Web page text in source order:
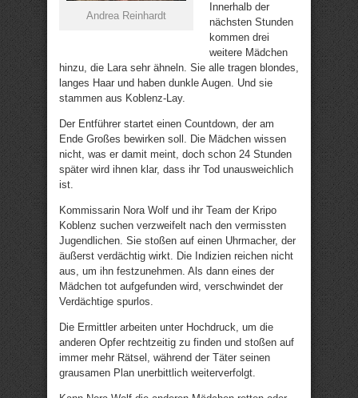
Andrea Reinhardt
Innerhalb der
nächsten Stunden
kommen drei
weitere Mädchen
hinzu, die Lara sehr ähneln. Sie alle tragen blondes,
langes Haar und haben dunkle Augen. Und sie
stammen aus Koblenz-Lay.
Der Entführer startet einen Countdown, der am
Ende Großes bewirken soll. Die Mädchen wissen
nicht, was er damit meint, doch schon 24 Stunden
später wird ihnen klar, dass ihr Tod unausweichlich
ist.
Kommissarin Nora Wolf und ihr Team der Kripo
Koblenz suchen verzweifelt nach den vermissten
Jugendlichen. Sie stoßen auf einen Uhrmacher, der
äußerst verdächtig wirkt. Die Indizien reichen nicht
aus, um ihn festzunehmen. Als dann eines der
Mädchen tot aufgefunden wird, verschwindet der
Verdächtige spurlos.
Die Ermittler arbeiten unter Hochdruck, um die
anderen Opfer rechtzeitig zu finden und stoßen auf
immer mehr Rätsel, während der Täter seinen
grausamen Plan unerbittlich weiterverfolgt.